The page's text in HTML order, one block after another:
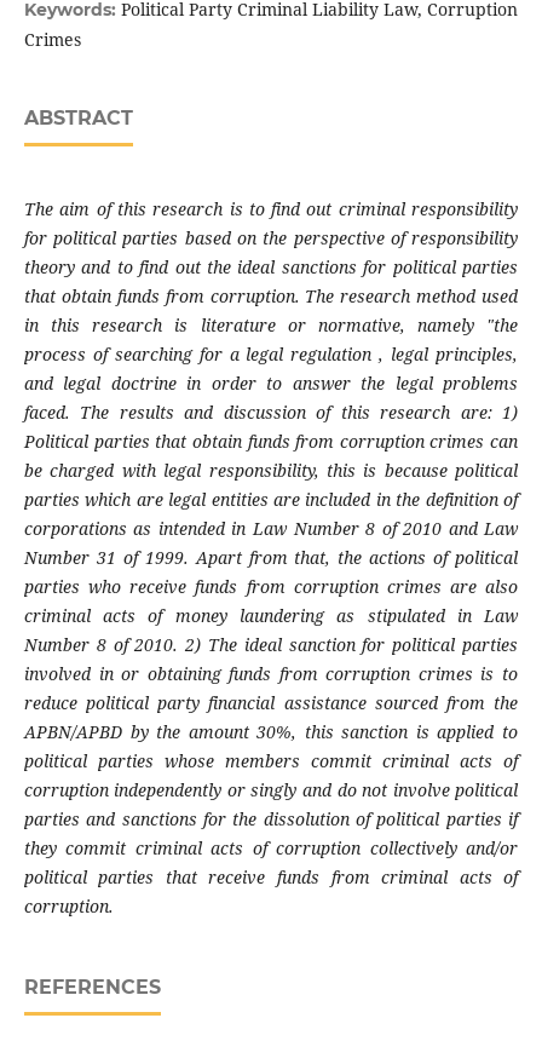
Keywords: Political Party Criminal Liability Law, Corruption
Crimes
ABSTRACT
The aim of this research is to find out criminal responsibility
for political parties based on the perspective of responsibility
theory and to find out the ideal sanctions for political parties
that obtain funds from corruption. The research method used
in this research is literature or normative, namely "the
process of searching for a legal regulation , legal principles,
and legal doctrine in order to answer the legal problems
faced. The results and discussion of this research are: 1)
Political parties that obtain funds from corruption crimes can
be charged with legal responsibility, this is because political
parties which are legal entities are included in the definition of
corporations as intended in Law Number 8 of 2010 and Law
Number 31 of 1999. Apart from that, the actions of political
parties who receive funds from corruption crimes are also
criminal acts of money laundering as stipulated in Law
Number 8 of 2010. 2) The ideal sanction for political parties
involved in or obtaining funds from corruption crimes is to
reduce political party financial assistance sourced from the
APBN/APBD by the amount 30%, this sanction is applied to
political parties whose members commit criminal acts of
corruption independently or singly and do not involve political
parties and sanctions for the dissolution of political parties if
they commit criminal acts of corruption collectively and/or
political parties that receive funds from criminal acts of
corruption.
REFERENCES